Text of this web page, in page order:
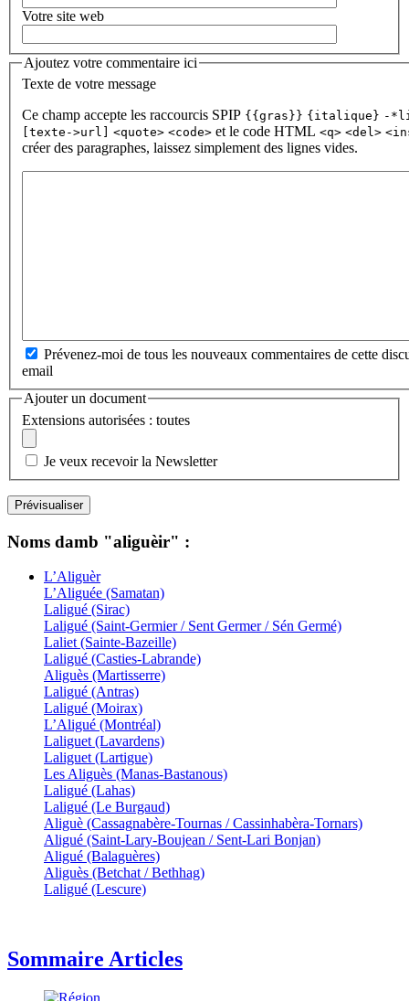
Votre site web
Ajoutez votre commentaire ici
Texte de votre message
Ce champ accepte les raccourcis SPIP {{gras}} {italique} -
[texte->url]
<quote> <code> et le code HTML <q> <del>
créer des paragraphes, laissez simplement des lignes vides.
Prévenez-moi de tous les nouveaux commentaires de cette
email
Ajouter un document
Extensions autorisées : toutes
Je veux recevoir la Newsletter
Noms damb "aliguèir" :
L’Aliguèr
L’Aliguée (Samatan)
Laligué (Sirac)
Laligué (Saint-Germier / Sent Germer / Sén Germé)
Laliet (Sainte-Bazeille)
Laligué (Casties-Labrande)
Aliguès (Martisserre)
Laligué (Antras)
Laligué (Moirax)
L’Aligué (Montréal)
Laliguet (Lavardens)
Laliguet (Lartigue)
Les Aliguès (Manas-Bastanous)
Laligué (Lahas)
Laligué (Le Burgaud)
Aliguè (Cassagnabère-Tournas / Cassinhabèra-Tornars)
Aligué (Saint-Lary-Boujean / Sent-Lari Bonjan)
Aligué (Balaguères)
Aliguès (Betchat / Bethhag)
Laligué (Lescure)
Sommaire Articles